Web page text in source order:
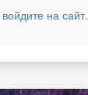
войдите на сайт.